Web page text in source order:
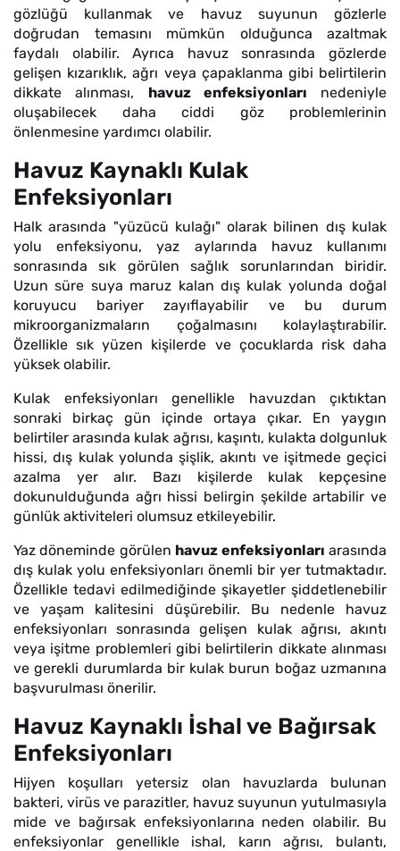
gözlüğü kullanmak ve havuz suyunun gözlerle
doğrudan temasını mümkün olduğunca azaltmak
faydalı olabilir. Ayrıca havuz sonrasında gözlerde
gelişen kızarıklık, ağrı veya çapaklanma gibi belirtilerin
dikkate alınması, havuz enfeksiyonları nedeniyle
oluşabilecek daha ciddi göz problemlerinin
önlenmesine yardımcı olabilir.
Havuz Kaynaklı Kulak
Enfeksiyonları
Halk arasında "yüzücü kulağı" olarak bilinen dış kulak
yolu enfeksiyonu, yaz aylarında havuz kullanımı
sonrasında sık görülen sağlık sorunlarından biridir.
Uzun süre suya maruz kalan dış kulak yolunda doğal
koruyucu bariyer zayıflayabilir ve bu durum
mikroorganizmaların çoğalmasını kolaylaştırabilir.
Özellikle sık yüzen kişilerde ve çocuklarda risk daha
yüksek olabilir.
Kulak enfeksiyonları genellikle havuzdan çıktıktan
sonraki birkaç gün içinde ortaya çıkar. En yaygın
belirtiler arasında kulak ağrısı, kaşıntı, kulakta dolgunluk
hissi, dış kulak yolunda şişlik, akıntı ve işitmede geçici
azalma yer alır. Bazı kişilerde kulak kepçesine
dokunulduğunda ağrı hissi belirgin şekilde artabilir ve
günlük aktiviteleri olumsuz etkileyebilir.
Yaz döneminde görülen havuz enfeksiyonları arasında
dış kulak yolu enfeksiyonları önemli bir yer tutmaktadır.
Özellikle tedavi edilmediğinde şikayetler şiddetlenebilir
ve yaşam kalitesini düşürebilir. Bu nedenle havuz
enfeksiyonları sonrasında gelişen kulak ağrısı, akıntı
veya işitme problemleri gibi belirtilerin dikkate alınması
ve gerekli durumlarda bir kulak burun boğaz uzmanına
başvurulması önerilir.
Havuz Kaynaklı İshal ve Bağırsak
Enfeksiyonları
Hijyen koşulları yetersiz olan havuzlarda bulunan
bakteri, virüs ve parazitler, havuz suyunun yutulmasıyla
mide ve bağırsak enfeksiyonlarına neden olabilir. Bu
enfeksiyonlar genellikle ishal, karın ağrısı, bulantı,